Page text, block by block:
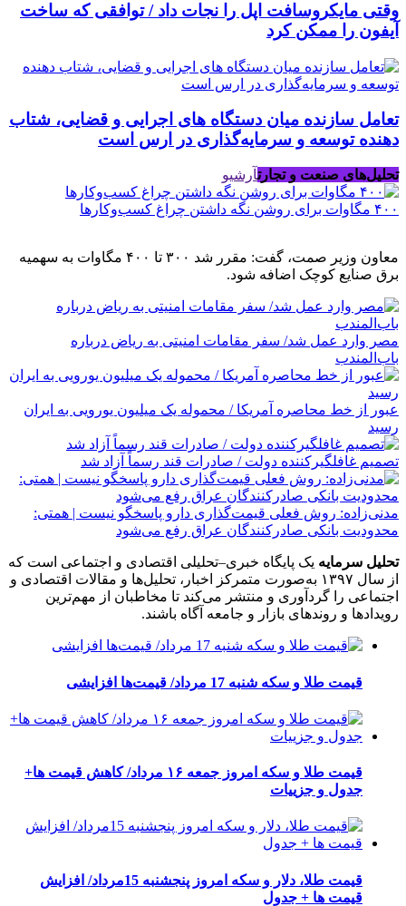
وقتی مایکروسافت اپل را نجات داد / توافقی که ساخت
آیفون را ممکن کرد
تعامل سازنده میان دستگاه‌ های اجرایی و قضایی، شتاب‌
دهنده توسعه و سرمایه‌گذاری در ارس است
تحلیل‌های صنعت و تجارتآرشیو
۴۰۰ مگاوات برای روشن نگه داشتن چراغ کسب‌وکار‌ها
معاون وزیر صمت، گفت: مقرر شد ۳۰۰ تا ۴۰۰ مگاوات به سهمیه
برق صنایع کوچک اضافه شود.
مصر وارد عمل شد/ سفر مقامات امنیتی به ریاض درباره
باب‌المندب
عبور از خط محاصره آمریکا / محموله یک میلیون یورویی به ایران
رسید
تصمیم غافلگیرکننده دولت / صادرات قند رسماً آزاد شد
مدنی‌زاده: روش فعلی قیمت‌گذاری دارو پاسخگو نیست | همتی:
محدودیت بانکی صادرکنندگان عراق رفع می‌شود
تحلیل سرمایه یک پایگاه خبری–تحلیلی اقتصادی و اجتماعی است که
از سال ۱۳۹۷ به‌صورت متمرکز اخبار، تحلیل‌ها و مقالات اقتصادی و
اجتماعی را گردآوری و منتشر می‌کند تا مخاطبان از مهم‌ترین
رویدادها و روندهای بازار و جامعه آگاه باشند.
قیمت طلا و سکه شنبه 17 مرداد/ قیمت‌ها افزایشی
قیمت طلا و سکه امروز جمعه ۱۶ مرداد/ کاهش قیمت ها+
جدول و جزییات
قیمت طلا، دلار و سکه امروز پنجشنبه 15مرداد/ افزایش
قیمت ها + جدول